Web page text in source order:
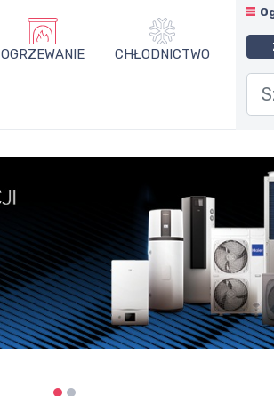
OGRZEWANIE CHŁODNICTWO